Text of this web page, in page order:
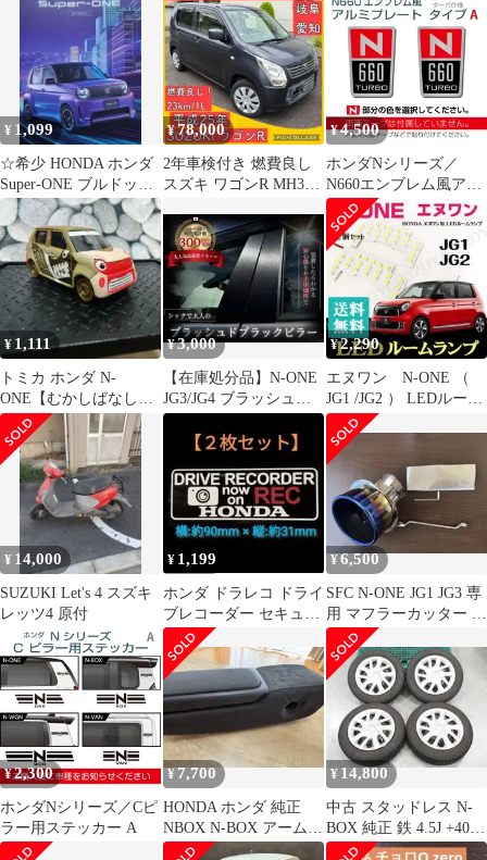
WGN、N-VAN〉
品
¥ 1,099
☆希少 HONDA ホンダ
Super-ONE ブルドッグ
他 先行 カタログ
¥78,000
2年車検付き 燃費良し
スズキ ワゴンR MH34
車
¥4,500
ホンダNシリーズ／
N660エンブレム風アル
ミプレート A
¥ 1,111
トミカ ホンダ N-
ONE【むかしばなし】
猿
¥3,000
【在庫処分品】N-ONE
JG3/JG4 ブラッシュド
ブラックピラー/4枚セ
¥2,290
エヌワン N-ONE （
JG1 /JG2 ） LEDルーム
ランプ 送料無料
¥ 14,000
SUZUKI Let's 4 スズキ
レッツ4 原付
¥ 1,199
ホンダ ドラレコ ドライ
ブレコーダー セキュリ
ティ ステッカー シール
H2-C
¥6,500
SFC N-ONE JG1 JG3 専
用 マフラーカッター チ
タン
¥2,300
ホンダNシリーズ／Cピ
ラー用ステッカー A
¥7,700
HONDA ホンダ 純正
NBOX N-BOX アームレ
ストコンソール ブラッ
¥ 14,800
中古 スタッドレス N-
BOX 純正 鉄 4.5J +40
155/65R14